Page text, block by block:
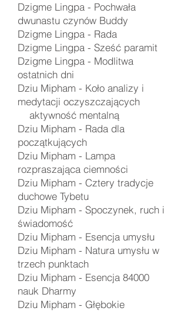
Dzigme Lingpa - Pochwała
dwunastu czynów Buddy
Dzigme Lingpa - Rada
Dzigme Lingpa - Sześć paramit
Dzigme Lingpa - Modlitwa
ostatnich dni
Dziu Mipham - Koło analizy i
medytacji oczyszczających
aktywność mentalną
Dziu Mipham - Rada dla
początkujących
Dziu Mipham - Lampa
rozpraszająca ciemności
Dziu Mipham - Cztery tradycje
duchowe Tybetu
Dziu Mipham - Spoczynek, ruch i
świadomość
Dziu Mipham - Esencja umysłu
Dziu Mipham - Natura umysłu w
trzech punktach
Dziu Mipham - Esencja 84000
nauk Dharmy
Dziu Mipham - Głębokie